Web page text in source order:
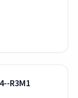
R3M1